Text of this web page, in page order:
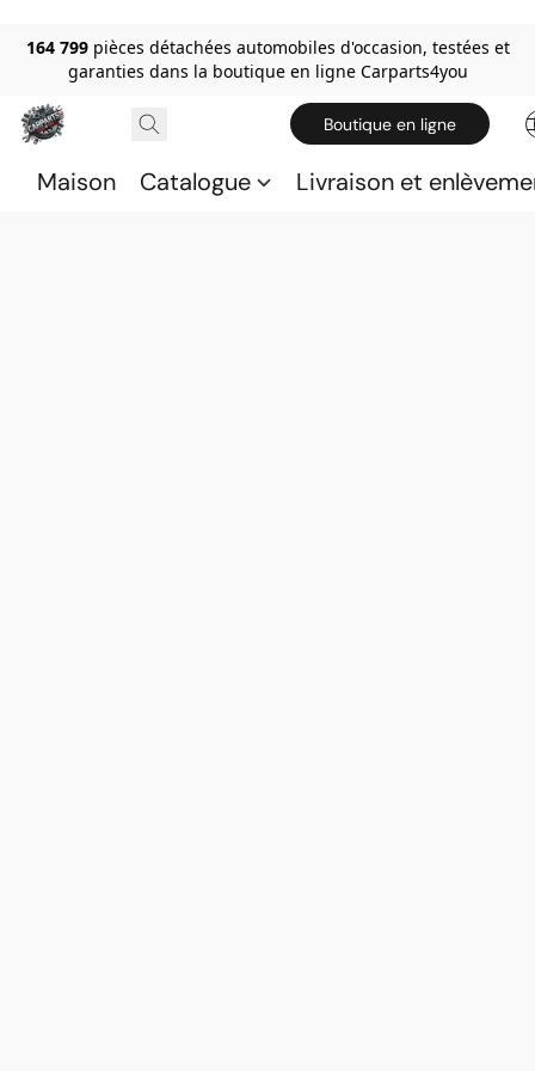
164 799 pièces détachées automobiles d'occasion, testées et
garanties dans la boutique en ligne Carparts4you
Boutique en ligne
Maison Catalogue Livraison et